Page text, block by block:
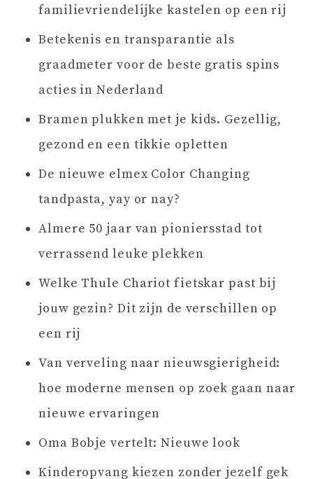
familievriendelijke kastelen op een rij
Betekenis en transparantie als
graadmeter voor de beste gratis spins
acties in Nederland
Bramen plukken met je kids. Gezellig,
gezond en een tikkie opletten
De nieuwe elmex Color Changing
tandpasta, yay or nay?
Almere 50 jaar van pioniersstad tot
verrassend leuke plekken
Welke Thule Chariot fietskar past bij
jouw gezin? Dit zijn de verschillen op
een rij
Van verveling naar nieuwsgierigheid:
hoe moderne mensen op zoek gaan naar
nieuwe ervaringen
Oma Bobje vertelt: Nieuwe look
Kinderopvang kiezen zonder jezelf gek